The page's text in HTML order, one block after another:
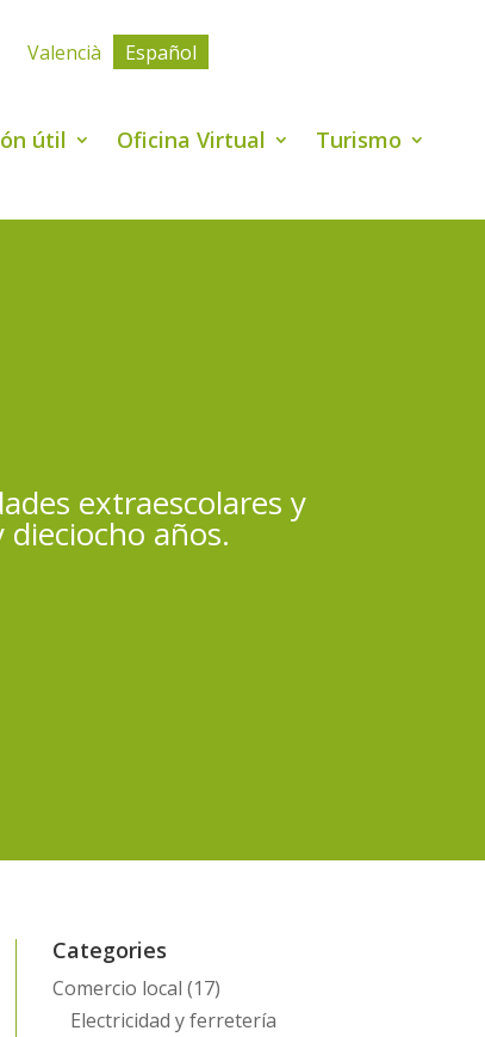
Valencià Español
útil Oficina Virtual
Turismo
extraescolares y
años.
Categories
Comercio local (17)
Electricidad y ferretería